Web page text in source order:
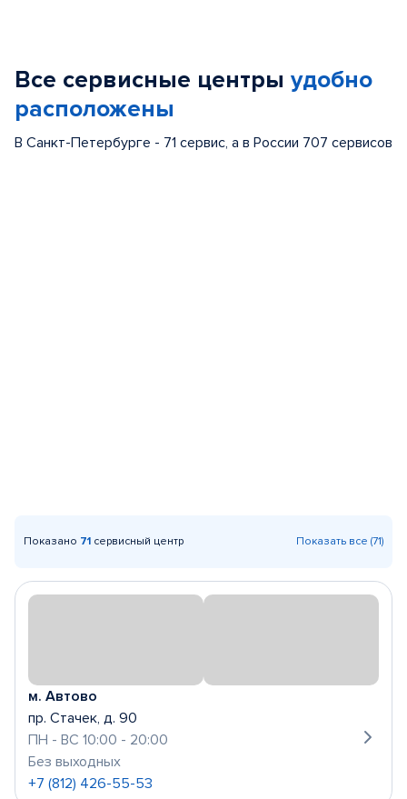
Все сервисные центры удобно
расположены
В Санкт-Петербурге - 71 сервис, а в России 707 сервисов
Показано 71 сервисный центр Показать все (71)
м. Автово
пр. Стачек, д. 90
ПН - ВС 10:00 - 20:00
Без выходных
+7 (812) 426-55-53